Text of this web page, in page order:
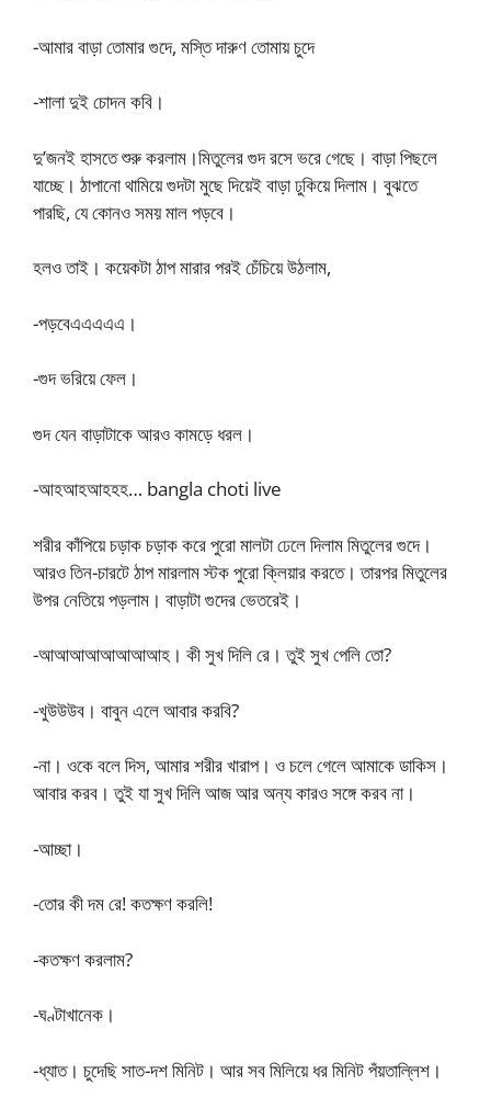
-আমার বাড়া তোমার গুদে, মস্তি দারুণ তোমায় চুদে
-শালা দুই চোদন কবি।
দু’জনই হাসতে শুরু করলাম।মিতুলের গুদ রসে ভরে গেছে। বাড়া পিছলে
যাচ্ছে। ঠাপানো থামিয়ে গুদটা মুছে দিয়েই বাড়া ঢুকিয়ে দিলাম। বুঝতে
পারছি, যে কোনও সময় মাল পড়বে।
হলও তাই। কয়েকটা ঠাপ মারার পরই চেঁচিয়ে উঠলাম,
-পড়বেএএএএএ।
-গুদ ভরিয়ে ফেল।
গুদ যেন বাড়াটাকে আরও কামড়ে ধরল।
-আহআহআহহহ… bangla choti live
শরীর কাঁপিয়ে চড়াক চড়াক করে পুরো মালটা ঢেলে দিলাম মিতুলের গুদে।
আরও তিন-চারটে ঠাপ মারলাম স্টক পুরো ক্লিয়ার করতে। তারপর মিতুলের
উপর নেতিয়ে পড়লাম। বাড়াটা গুদের ভেতরেই।
-আআআআআআআআহ। কী সুখ দিলি রে। তুই সুখ পেলি তো?
-খুউউউব। বাবুন এলে আবার করবি?
-না। ওকে বলে দিস, আমার শরীর খারাপ। ও চলে গেলে আমাকে ডাকিস।
আবার করব। তুই যা সুখ দিলি আজ আর অন্য কারও সঙ্গে করব না।
-আচ্ছা।
-তোর কী দম রে! কতক্ষণ করলি!
-কতক্ষণ করলাম?
-ঘণ্টাখানেক।
-ধ্যাত। চুদেছি সাত-দশ মিনিট। আর সব মিলিয়ে ধর মিনিট পঁয়তাল্লিশ।